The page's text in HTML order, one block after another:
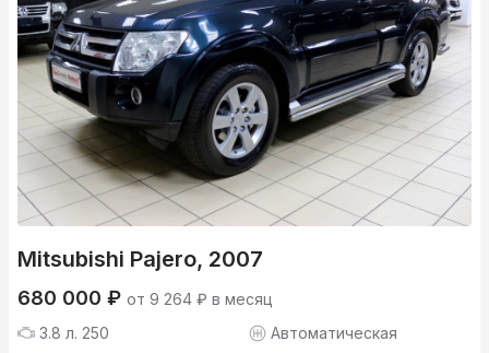
Mitsubishi Pajero, 2007
680 000 ₽ от 9 264 ₽ в месяц
3.8 л. 250
Автоматическая